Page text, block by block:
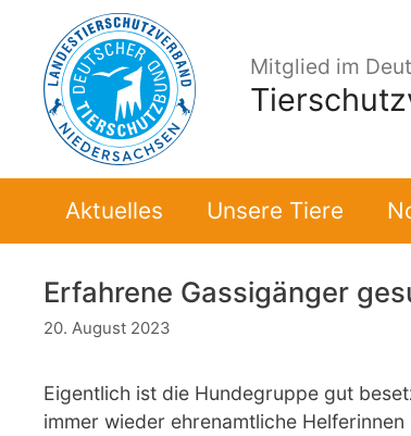
springen
Mitglied im
Aktuelles Unsere Tiere
Erfahrene Gassigänger
20. August 2023
Eigentlich ist die Hundegruppe gut
immer wieder ehrenamtliche Helferinnen